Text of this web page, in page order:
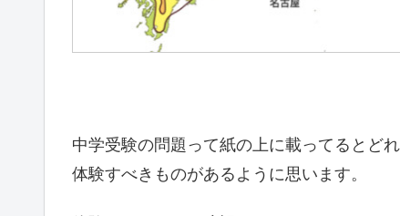
中学受験の問題って紙の上に載ってるとど
体験すべきものがあるように思います。